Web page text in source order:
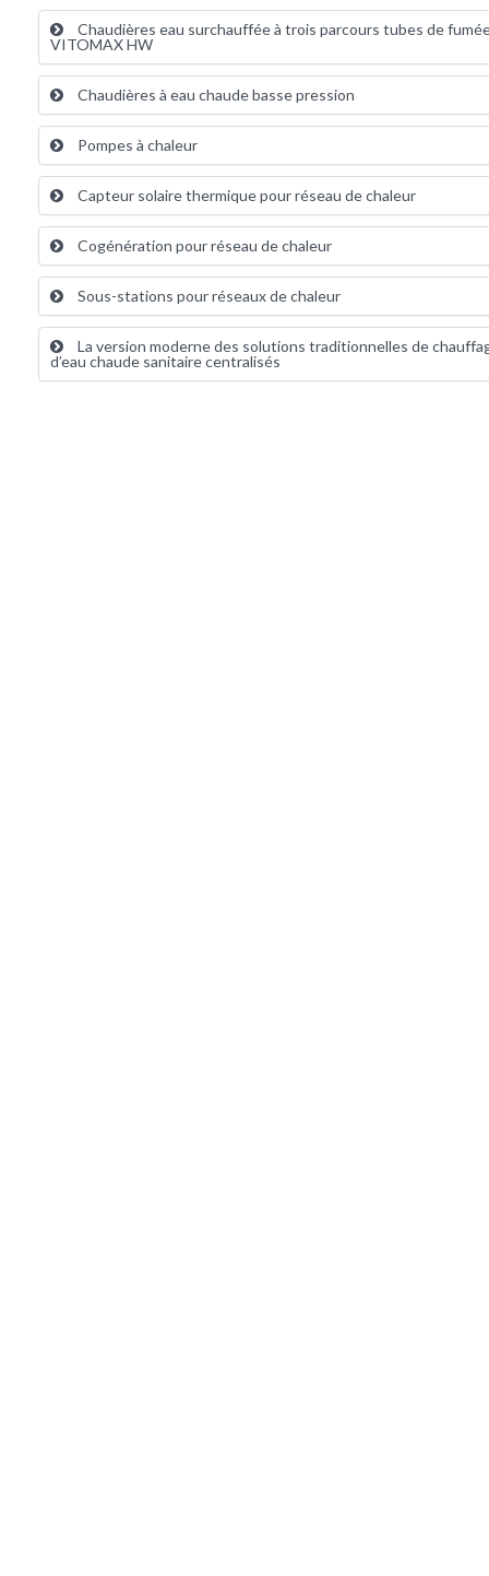
Chaudières eau surchauffée à trois parcours tubes de
VITOMAX HW
Chaudières à eau chaude basse pression
Pompes à chaleur
Capteur solaire thermique pour réseau de chaleur
Cogénération pour réseau de chaleur
Sous-stations pour réseaux de chaleur
La version moderne des solutions traditionnelles de
d’eau chaude sanitaire centralisés